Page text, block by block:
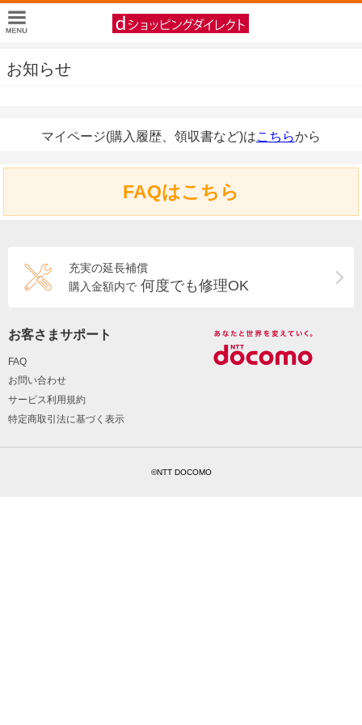
お知らせ
マイページ(購入履歴、領収書など)はこちらから
FAQはこちら
充実の延長補償
購入金額内で 何度でも修理OK
お客さまサポート
FAQ
お問い合わせ
サービス利用規約
特定商取引法に基づく表示
©NTT DOCOMO